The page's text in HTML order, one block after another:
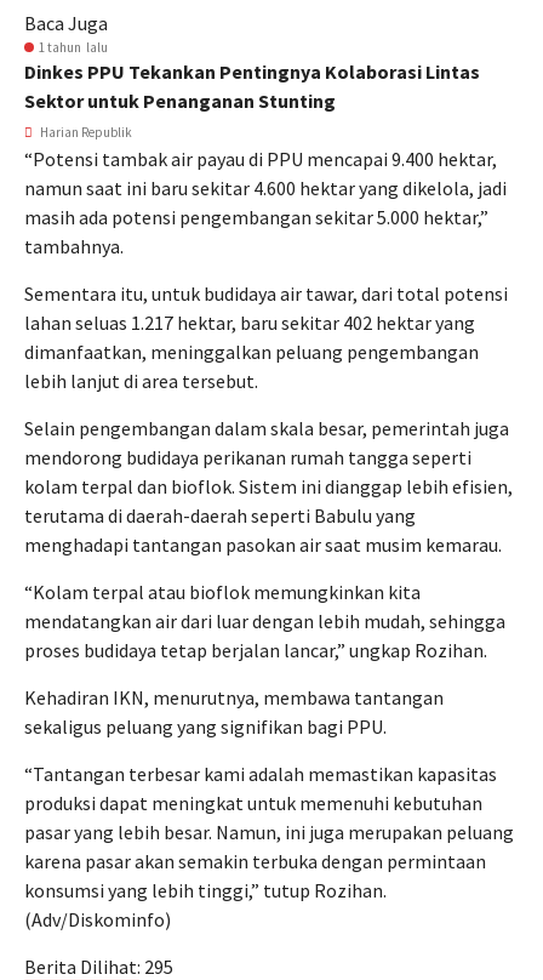
Baca Juga
1 tahun lalu
Dinkes PPU Tekankan Pentingnya Kolaborasi Lintas
Sektor untuk Penanganan Stunting
Harian Republik
“Potensi tambak air payau di PPU mencapai 9.400 hektar,
namun saat ini baru sekitar 4.600 hektar yang dikelola, jadi
masih ada potensi pengembangan sekitar 5.000 hektar,”
tambahnya.
Sementara itu, untuk budidaya air tawar, dari total potensi
lahan seluas 1.217 hektar, baru sekitar 402 hektar yang
dimanfaatkan, meninggalkan peluang pengembangan
lebih lanjut di area tersebut.
Selain pengembangan dalam skala besar, pemerintah juga
mendorong budidaya perikanan rumah tangga seperti
kolam terpal dan bioflok. Sistem ini dianggap lebih efisien,
terutama di daerah-daerah seperti Babulu yang
menghadapi tantangan pasokan air saat musim kemarau.
“Kolam terpal atau bioflok memungkinkan kita
mendatangkan air dari luar dengan lebih mudah, sehingga
proses budidaya tetap berjalan lancar,” ungkap Rozihan.
Kehadiran IKN, menurutnya, membawa tantangan
sekaligus peluang yang signifikan bagi PPU.
“Tantangan terbesar kami adalah memastikan kapasitas
produksi dapat meningkat untuk memenuhi kebutuhan
pasar yang lebih besar. Namun, ini juga merupakan peluang
karena pasar akan semakin terbuka dengan permintaan
konsumsi yang lebih tinggi,” tutup Rozihan.
(Adv/Diskominfo)
Berita Dilihat: 295